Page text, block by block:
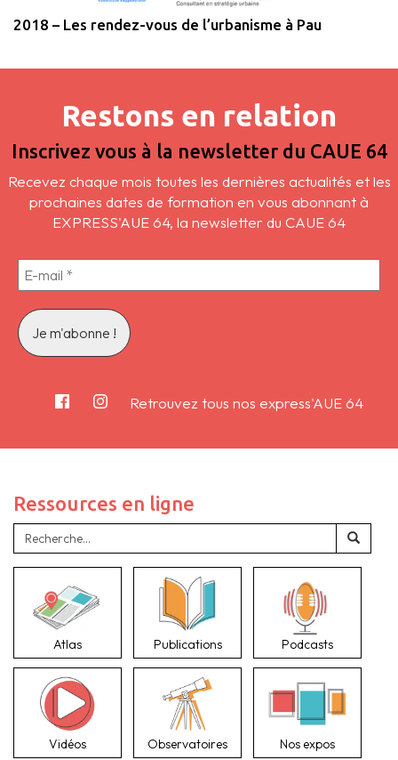
2018 – Les rendez-vous de l’urbanisme à Pau
Restons en relation
Inscrivez vous à la newsletter du CAUE 64
Recevez chaque mois toutes les dernières actualités et les
prochaines dates de formation en vous abonnant à
EXPRESS'AUE 64, la newsletter du CAUE 64
Retrouvez tous nos express'AUE 64
Ressources en ligne
Atlas Publications Podcasts
Vidéos Observatoires Nos expos